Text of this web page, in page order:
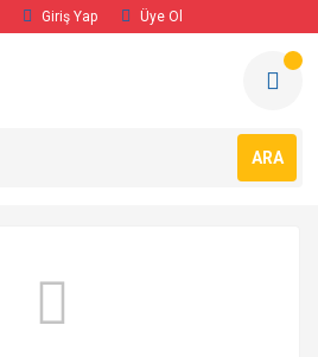
Giriş Yap Üye Ol
ARA